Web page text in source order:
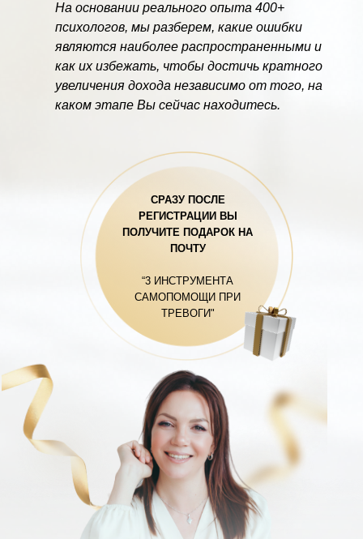
На основании реального опыта 400+
психологов, мы разберем, какие ошибки
являются наиболее распространенными и
как их избежать, чтобы достичь кратного
увеличения дохода независимо от того, на
каком этапе Вы сейчас находитесь.
СРАЗУ ПОСЛЕ
РЕГИСТРАЦИИ ВЫ
ПОЛУЧИТЕ ПОДАРОК НА
ПОЧТУ
“3 ИНСТРУМЕНТА
САМОПОМОЩИ ПРИ
ТРЕВОГИ"